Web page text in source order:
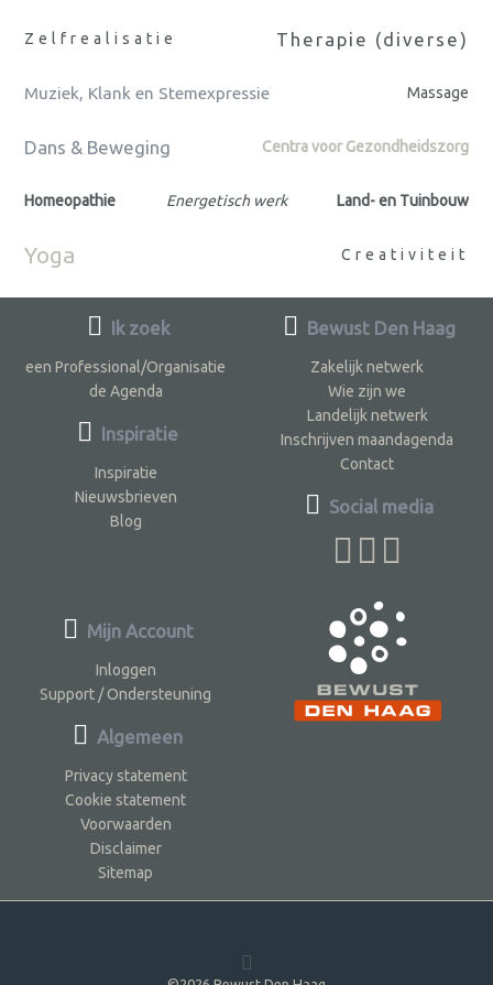
Zelfrealisatie Therapie (diverse)
Muziek, Klank en Stemexpressie Massage
Dans & Beweging Centra voor Gezondheidszorg
Homeopathie Energetisch werk Land- en Tuinbouw
Yoga Creativiteit
Ik zoek
een Professional/Organisatie
de Agenda
Inspiratie
Inspiratie
Nieuwsbrieven
Blog
Bewust Den Haag
Zakelijk netwerk
Wie zijn we
Landelijk netwerk
Inschrijven maandagenda
Contact
Social media
Mijn Account
Inloggen
Support / Ondersteuning
Algemeen
Privacy statement
Cookie statement
Voorwaarden
Disclaimer
Sitemap